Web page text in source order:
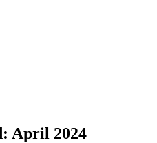
April 2024